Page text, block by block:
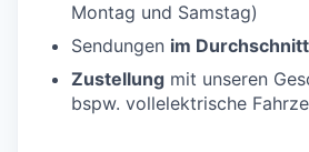
Montag und Samstag)
Sendungen im
Zustellung mit unseren
bspw. vollelektrische